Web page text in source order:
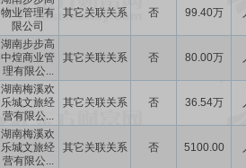
物业管理有
限公司
其它关联关系 否 99.40万
湖南步步高
中煌商业管
理有限公...
其它关联关系 否 80.00万
湖南梅溪欢
乐城文旅经
营有限公...
其它关联关系 否 36.54万
湖南梅溪欢
乐城文旅经
营有限公...
其它关联关系 否 5100.00